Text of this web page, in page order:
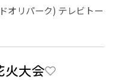
オリパーク) テレビトー
火大会